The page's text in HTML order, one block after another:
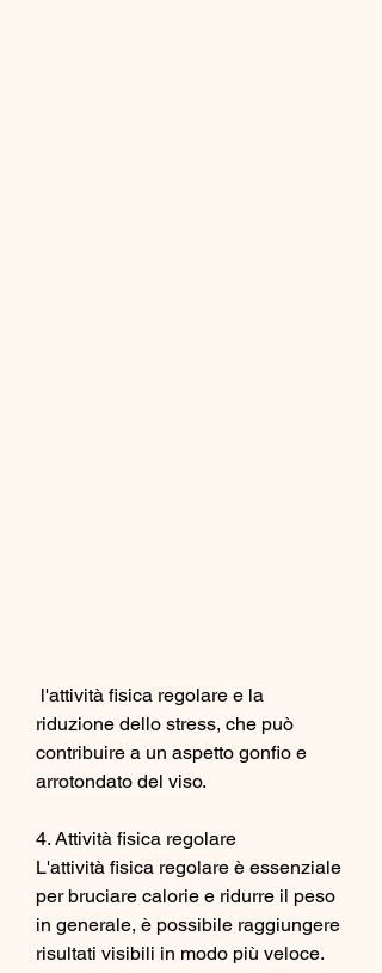
riduzione dello stress, che può
contribuire a un aspetto gonfio e
arrotondato del viso.
4. Attività fisica regolare
L'attività fisica regolare è essenziale
per bruciare calorie e ridurre il peso
in generale, è possibile raggiungere
risultati visibili in modo più veloce.